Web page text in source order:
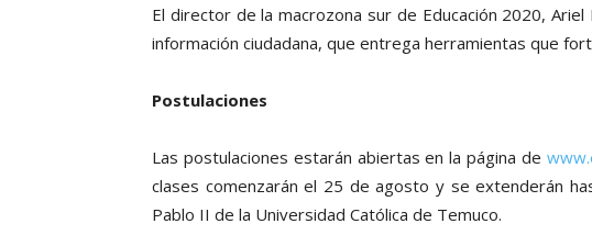
El director de la macrozona sur de Educación 2020,
información ciudadana, que entrega herramientas que
Postulaciones
Las postulaciones estarán abiertas en la página de
clases comenzarán el 25 de agosto y se extenderán
Pablo II de la Universidad Católica de Temuco.